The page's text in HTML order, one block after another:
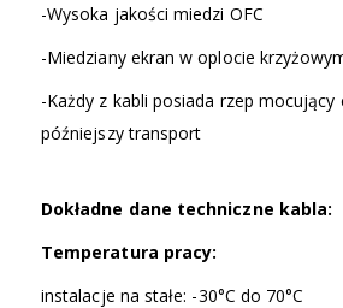
-Wysoka jakości miedzi OFC
-Miedziany ekran w oplocie
-Każdy z kabli posiada rzep mocujący
późniejszy transport
Dokładne dane techniczne kabla:
Temperatura pracy:
instalacje na stałe: -30°C do 70°C